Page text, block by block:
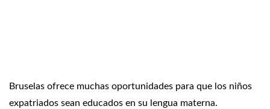
Bruselas ofrece muchas oportunidades para que los niños
expatriados sean educados en su lengua materna.